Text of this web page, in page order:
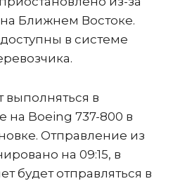
Ближнем Востоке.
в системе
выполняться в
Boeing 737-800 в
Отправление из
на 09:15, в
будет отправляться в